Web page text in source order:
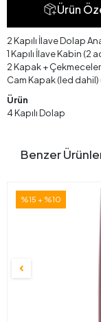
Ürün
2 Kapılı İlave Dolap
1 Kapılı İlave Kabin (2
2 Kapak +
Cam Kapak (led dahil)
Ürün
4 Kapılı Dolap
Benzer
%15 + %10